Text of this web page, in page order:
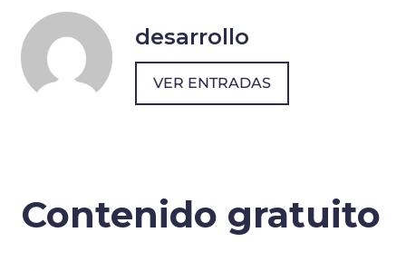
desarrollo
VER ENTRADAS
Contenido gratuito